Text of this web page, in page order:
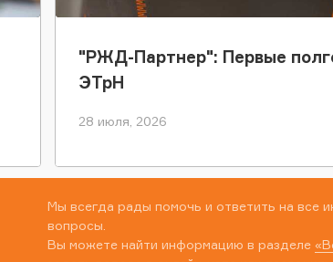
"РЖД-Партнер": Первые
ЭТрН
28 июля, 2026
Мы всегда рады помочь и ответить на все
вопросы.
Вы можете найти информацию в разделе